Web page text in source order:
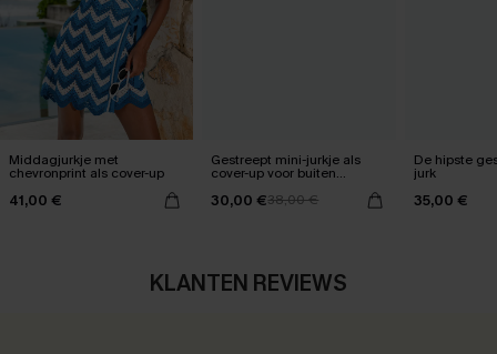
Middagjurkje met
chevronprint als cover-up
41,00 €
Gestreept mini-jurkje als
cover-up voor buiten
30,00 €38,00 €
De hipste
jurk
35,00 €
KLANTEN REVIEWS